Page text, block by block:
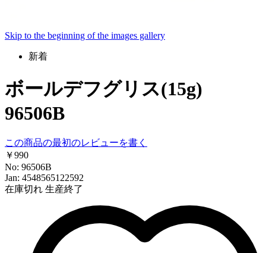
Skip to the beginning of the images gallery
新着
ボールデフグリス(15g)
96506B
この商品の最初のレビューを書く
￥990
No: 96506B
Jan: 4548565122592
在庫切れ 生産終了